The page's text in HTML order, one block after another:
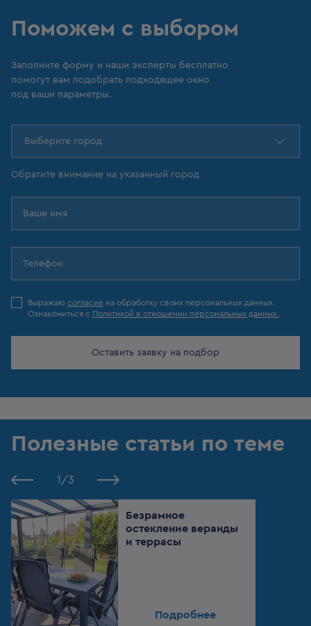
Поможем с выбором
Заполните форму и наши эксперты бесплатно
помогут вам подобрать подходящее окно
под ваши параметры.
Выберите город
Обратите внимание на указанный город
Выражаю согласие на обработку своих персональных данных.
Ознакомиться с Политикой в отношении персональных данных.
Оставить заявку на подбор
Полезные статьи по теме
1 /3
Безрамное
остекление веранды
и террасы
Подробнее